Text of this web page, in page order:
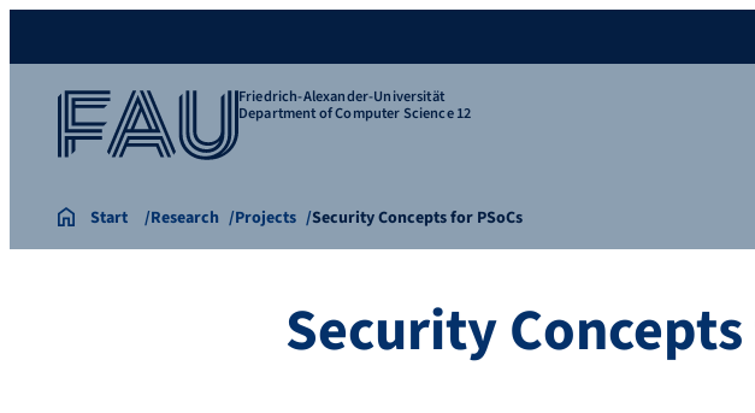
Friedrich-Alexander-Universität
Department of Computer Science 12
Start Research Projects Security Concepts for PSoCs
Security